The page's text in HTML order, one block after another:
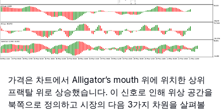
가격은 차트에서 Alligator’s mouth 위에 위치한 상위
프랙탈 위로 상승했습니다. 이 신호로 인해 위상 공간을
북쪽으로 정의하고 시장의 다음 3가지 차원을 살펴볼